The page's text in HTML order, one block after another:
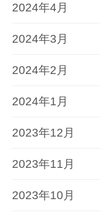
2024年4月
2024年3月
2024年2月
2024年1月
2023年12月
2023年11月
2023年10月